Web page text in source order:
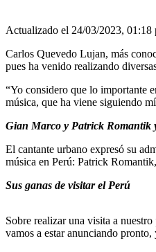
Actualizado el 24/03/2023, 01:18
Carlos Quevedo Lujan, más
pues ha venido realizando
“Yo considero que lo importante
música, que ha viene siguiendo
Gian Marco y Patrick Romantik
El cantante urbano expresó su
música en Perú: Patrick
Sus ganas de visitar el Perú
Sobre realizar una visita a
vamos a estar anunciando